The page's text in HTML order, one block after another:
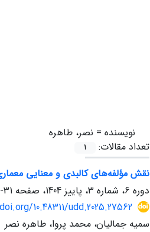
نویسنده = نصر، طاهره
تعداد مقالات:
1
نقش مؤلفه‌های کالبدی و معنایی
دوره 6، شماره 3، پاییز 1404، صفحه
31-41
10.48311/udd.2025.27562
سمیه جمالیان، محمد پروا، طاهره نصر